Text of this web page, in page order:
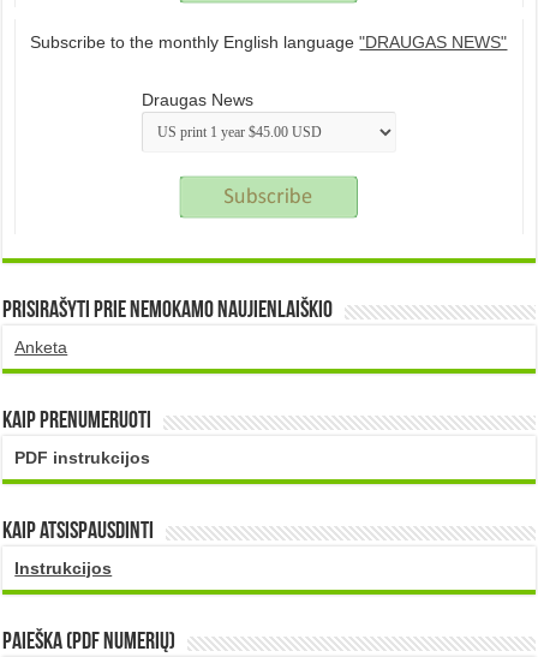
Subscribe to the monthly English language"DRAUGAS NEWS"
Draugas News
Prisirašyti prie nemokamo naujienlaiškio
Anketa
Kaip prenumeruoti
PDF instrukcijos
Kaip atsispausdinti
Instrukcijos
PAIEŠKA (PDF numerių)